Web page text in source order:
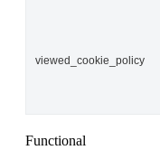
viewed_cookie_policy
Functional